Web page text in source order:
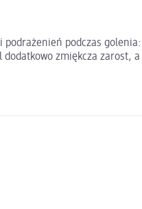
podczas
zmiękcza zarost,